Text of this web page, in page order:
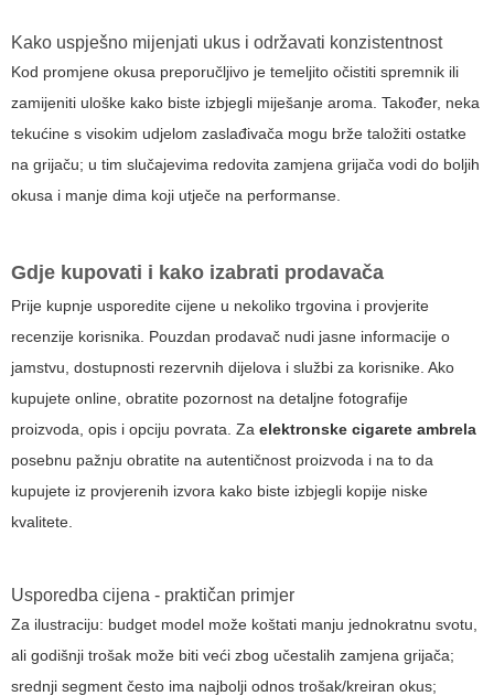
Kako uspješno mijenjati ukus i održavati konzistentnost
Kod promjene okusa preporučljivo je temeljito očistiti spremnik ili
zamijeniti uloške kako biste izbjegli miješanje aroma. Također, neka
tekućine s visokim udjelom zaslađivača mogu brže taložiti ostatke
na grijaču; u tim slučajevima redovita zamjena grijača vodi do boljih
okusa i manje dima koji utječe na performanse.
Gdje kupovati i kako izabrati prodavača
Prije kupnje usporedite cijene u nekoliko trgovina i provjerite
recenzije korisnika. Pouzdan prodavač nudi jasne informacije o
jamstvu, dostupnosti rezervnih dijelova i službi za korisnike. Ako
kupujete online, obratite pozornost na detaljne fotografije
proizvoda, opis i opciju povrata. Za elektronske cigarete ambrela
posebnu pažnju obratite na autentičnost proizvoda i na to da
kupujete iz provjerenih izvora kako biste izbjegli kopije niske
kvalitete.
Usporedba cijena - praktičan primjer
Za ilustraciju: budget model može koštati manju jednokratnu svotu,
ali godišnji trošak može biti veći zbog učestalih zamjena grijača;
srednji segment često ima najbolji odnos trošak/kreiran okus;